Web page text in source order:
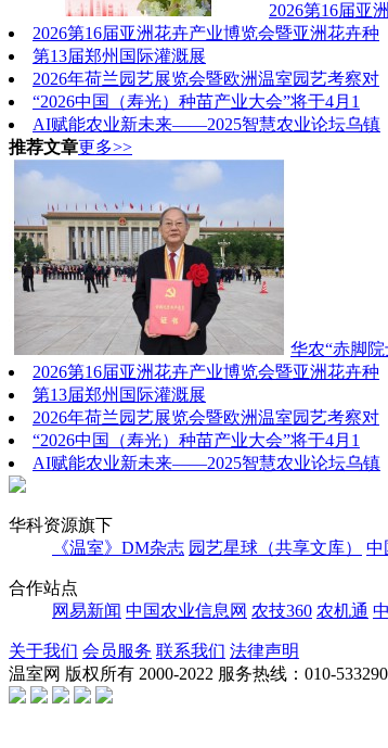
2026第16届亚
2026第16届亚洲花卉产业博览会暨亚洲花卉种
第13届郑州国际灌溉展
2026年荷兰园艺展览会暨欧洲温室园艺考察对
“2026中国（寿光）种苗产业大会”将于4月1
AI赋能农业新未来——2025智慧农业论坛乌镇
推荐文章更多>>
华农“赤脚
2026第16届亚洲花卉产业博览会暨亚洲花卉种
第13届郑州国际灌溉展
2026年荷兰园艺展览会暨欧洲温室园艺考察对
“2026中国（寿光）种苗产业大会”将于4月1
AI赋能农业新未来——2025智慧农业论坛乌镇
华科资源旗下
《温室》DM杂志 园艺星球（共享文库） 中
合作站点
网易新闻 中国农业信息网 农技360 农机通
关于我们 会员服务 联系我们 法律声明
温室网 版权所有 2000-2022 服务热线：010-